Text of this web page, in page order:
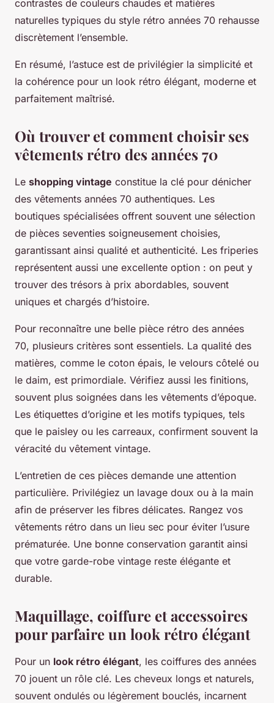
contrastes de couleurs chaudes et matières
naturelles typiques du style rétro années 70 rehausse
discrètement l’ensemble.
En résumé, l’astuce est de privilégier la simplicité et
la cohérence pour un look rétro élégant, moderne et
parfaitement maîtrisé.
Où trouver et comment choisir ses
vêtements rétro des années 70
Le shopping vintage constitue la clé pour dénicher
des vêtements années 70 authentiques. Les
boutiques spécialisées offrent souvent une sélection
de pièces seventies soigneusement choisies,
garantissant ainsi qualité et authenticité. Les friperies
représentent aussi une excellente option : on peut y
trouver des trésors à prix abordables, souvent
uniques et chargés d’histoire.
Pour reconnaître une belle pièce rétro des années
70, plusieurs critères sont essentiels. La qualité des
matières, comme le coton épais, le velours côtelé ou
le daim, est primordiale. Vérifiez aussi les finitions,
souvent plus soignées dans les vêtements d’époque.
Les étiquettes d’origine et les motifs typiques, tels
que le paisley ou les carreaux, confirment souvent la
véracité du vêtement vintage.
L’entretien de ces pièces demande une attention
particulière. Privilégiez un lavage doux ou à la main
afin de préserver les fibres délicates. Rangez vos
vêtements rétro dans un lieu sec pour éviter l’usure
prématurée. Une bonne conservation garantit ainsi
que votre garde-robe vintage reste élégante et
durable.
Maquillage, coiffure et accessoires
pour parfaire un look rétro élégant
Pour un look rétro élégant, les coiffures des années
70 jouent un rôle clé. Les cheveux longs et naturels,
souvent ondulés ou légèrement bouclés, incarnent